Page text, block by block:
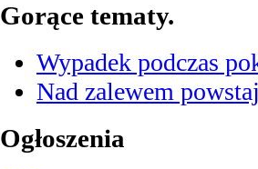
Gorące tematy.
Wypadek podczas
Nad zalewem
Ogłoszenia